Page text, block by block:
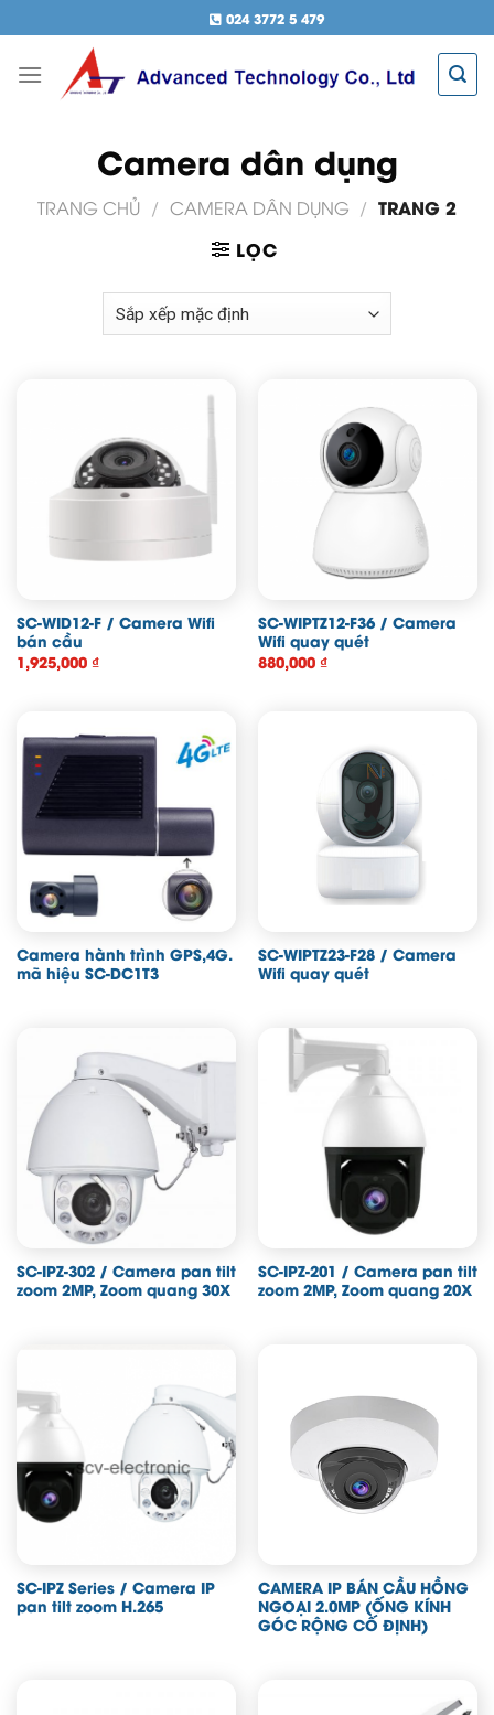
đến
nội
024 3772 5 479
Camera dân dụng
TRANG CHỦ / CAMERA DÂN DỤNG / TRANG 2
LỌC
SC-WID12-F / Camera Wifi
bán cầu
1,925,000 ₫
SC-WIPTZ12-F36 / Camera
Wifi quay quét
880,000 ₫
Camera hành trình GPS,4G.
mã hiệu SC-DC1T3
SC-WIPTZ23-F28 / Camera
Wifi quay quét
SC-IPZ-302 / Camera pan tilt
zoom 2MP, Zoom quang 30X
SC-IPZ-201 / Camera pan tilt
zoom 2MP, Zoom quang 20X
SC-IPZ Series / Camera IP
pan tilt zoom H.265
CAMERA IP BÁN CẦU HỒNG
NGOẠI 2.0MP (ỐNG KÍNH
GÓC RỘNG CỐ ĐỊNH)